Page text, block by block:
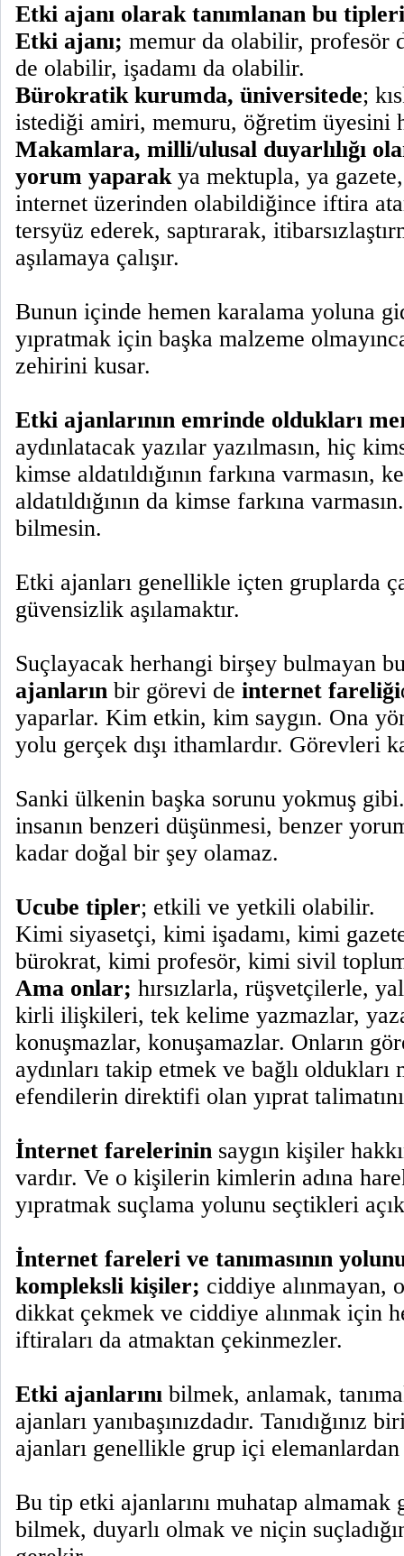
Etki ajanı olarak tanımlanan bu
Etki ajanı; memur da olabilir, profesör
de olabilir, işadamı da olabilir.
Bürokratik kurumda, üniversitede;
istediği amiri, memuru, öğretim üyesini
Makamlara, milli/ulusal duyarlılığı
yorum yaparakya mektupla, ya
internet üzerinden olabildiğince iftira
tersyüz ederek, saptırarak,
aşılamaya çalışır.
Bunun içinde hemen karalama yoluna
yıpratmak için başka malzeme
zehirini kusar.
Etki ajanlarının emrinde oldukları
aydınlatacak yazılar yazılmasın, hiç
kimse aldatıldığının farkına varmasın,
aldatıldığının da kimse farkına
bilmesin.
Etki ajanları genellikle içten gruplarda
güvensizlik aşılamaktır.
Suçlayacak herhangi birşey bulmayan
ajanların bir görevi de internet fareliği
yaparlar. Kim etkin, kim saygın. Ona
yolu gerçek dışı ithamlardır. Görevleri
Sanki ülkenin başka sorunu yokmuş
insanın benzeri düşünmesi, benzer
kadar doğal bir şey olamaz.
Ucube tipler; etkili ve yetkili olabilir.
Kimi siyasetçi, kimi işadamı, kimi
bürokrat, kimi profesör, kimi sivil
Ama onlar; hırsızlarla, rüşvetçilerle,
kirli ilişkileri, tek kelime yazmazlar,
konuşmazlar, konuşamazlar. Onların
aydınları takip etmek ve bağlı
efendilerin direktifi olan yıprat
İnternet farelerinin saygın kişiler
vardır. Ve o kişilerin kimlerin adına
yıpratmak suçlama yolunu seçtikleri
İnternet fareleri ve tanımasının
kompleksli kişiler; ciddiye alınmayan,
dikkat çekmek ve ciddiye alınmak için
iftiraları da atmaktan çekinmezler.
Etki ajanlarını bilmek, anlamak,
ajanları yanıbaşınızdadır. Tanıdığınız
ajanları genellikle grup içi
Bu tip etki ajanlarını muhatap almamak
bilmek, duyarlı olmak ve niçin